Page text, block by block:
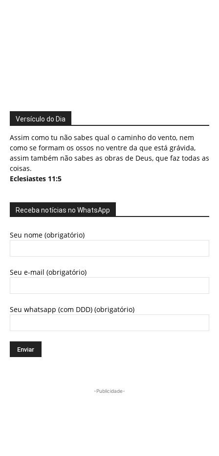
Versículo do Dia
Assim como tu não sabes qual o caminho do vento, nem
como se formam os ossos no ventre da que está grávida,
assim também não sabes as obras de Deus, que faz todas as
coisas.
Eclesiastes 11:5
Receba notícias no WhatsApp
Seu nome (obrigatório)
Seu e-mail (obrigatório)
Seu whatsapp (com DDD) (obrigatório)
-Publicidade-